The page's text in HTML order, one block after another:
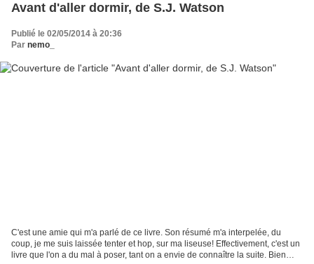
Avant d'aller dormir, de S.J. Watson
Publié le 02/05/2014 à 20:36
Par nemo_
C'est une amie qui m'a parlé de ce livre. Son résumé m'a interpelée, du
coup, je me suis laissée tenter et hop, sur ma liseuse! Effectivement, c'est un
livre que l'on a du mal à poser, tant on a envie de connaître la suite. Bien